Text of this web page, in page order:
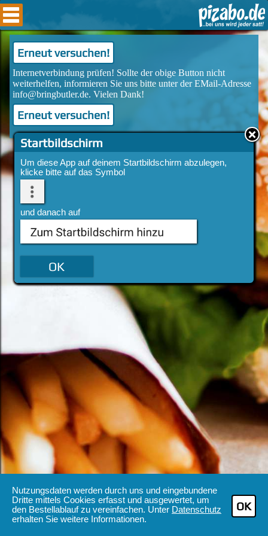
Nutzungsdaten werden durch uns und eingebundene
Dritte mittels Cookies erfasst und ausgewertet, um
den Bestellablauf zu vereinfachen. Unter Datenschutz
erhalten Sie weitere Informationen.
OK
Startbildschirm
Um diese App auf deinem Startbildschirm abzulegen,
klicke bitte auf das Symbol
und danach auf
Erneut versuchen!
Erneut versuchen!